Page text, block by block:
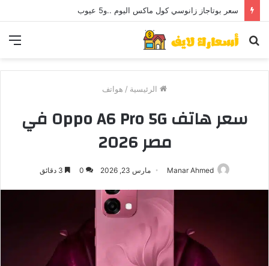
سعر بوتاجاز زانوسي كول ماكس اليوم ..و5 عيوب
بحث
الرئيسية / هواتف
سعر هاتف Oppo A6 Pro 5G في
مصر 2026
Manar Ahmed مارس 23, 2026 0